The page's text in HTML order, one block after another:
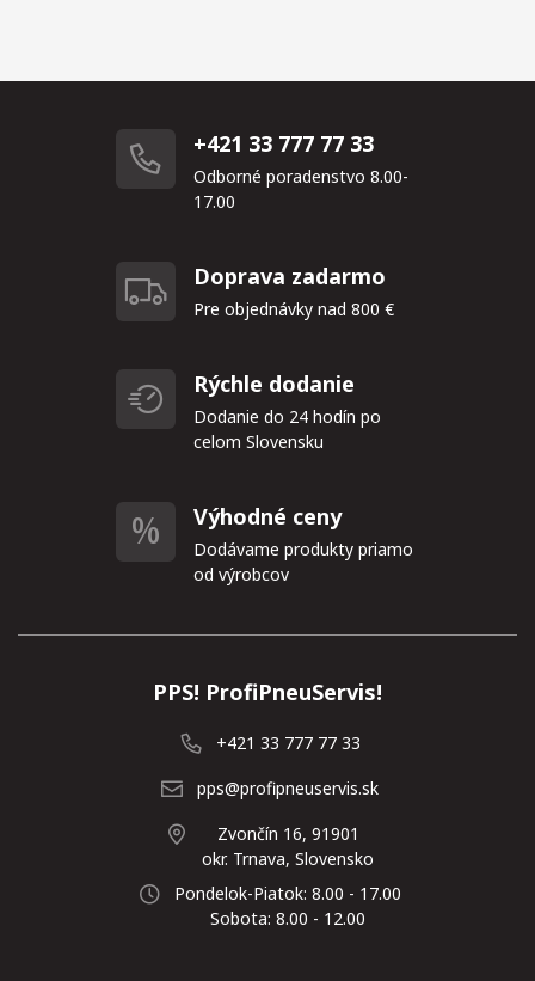
+421 33 777 77 33
Odborné poradenstvo 8.00-
17.00
Doprava zadarmo
Pre objednávky nad 800 €
Rýchle dodanie
Dodanie do 24 hodín po
celom Slovensku
Výhodné ceny
Dodávame produkty priamo
od výrobcov
PPS! ProfiPneuServis!
+421 33 777 77 33
pps@profipneuservis.sk
Zvončín 16, 91901
okr. Trnava, Slovensko
Pondelok-Piatok: 8.00 - 17.00
Sobota: 8.00 - 12.00